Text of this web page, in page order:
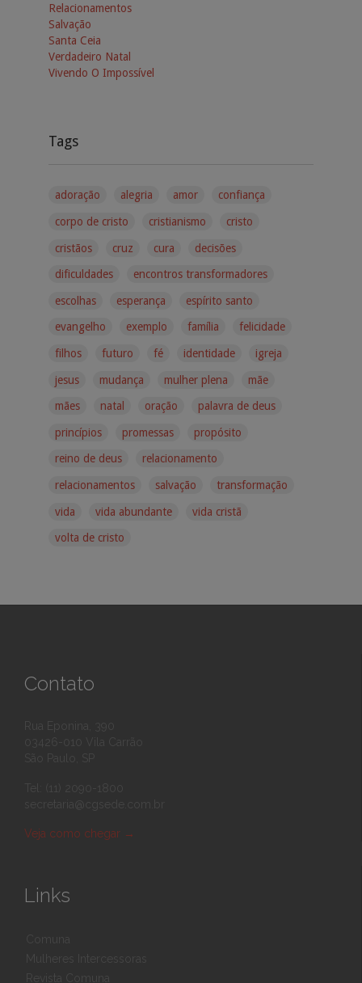
Relacionamentos
Salvação
Santa Ceia
Verdadeiro Natal
Vivendo O Impossível
Tags
adoração alegria amor confiança
corpo de cristo cristianismo cristo
cristãos cruz cura decisões
dificuldades encontros transformadores
escolhas esperança espírito santo
evangelho exemplo família felicidade
filhos futuro fé identidade igreja
jesus mudança mulher plena mãe
mães natal oração palavra de deus
princípios promessas propósito
reino de deus relacionamento
relacionamentos salvação transformação
vida vida abundante vida cristã
volta de cristo
Contato
Veja como chegar →
Links